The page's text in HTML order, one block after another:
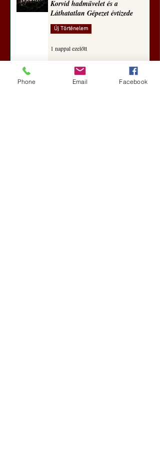
Korvid hadművelet és a
Láthatatlan Gépezet évtizede
Új Történelem
1 nappal ezelőtt
Darai Lajos: Naplóbölcsességeim
Phone Email Facebook